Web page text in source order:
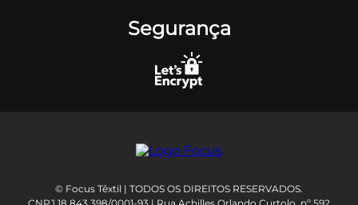
Segurança
© Focus Têxtil | TODOS OS DIREITOS RESERVADOS.